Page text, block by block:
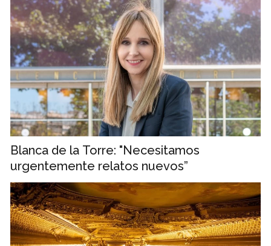
Blanca de la Torre: "Necesitamos
urgentemente relatos nuevos”